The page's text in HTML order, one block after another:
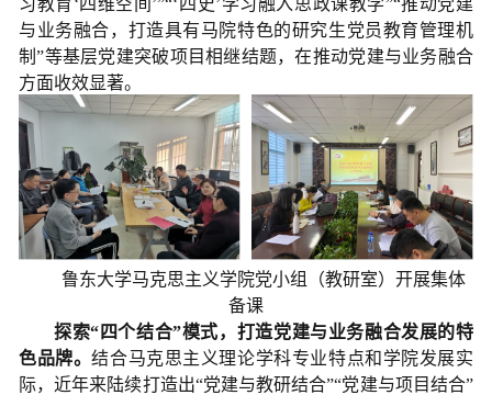
与业务融合，打造具有马院特色的研究生党员教育管理机
制”等基层党建突破项目相继结题，在推动党建与业务融合
方面收效显著。
鲁东大学马克思主义学院党小组（教研室）开展集体
备课
探索“四个结合”模式，打造党建与业务融合发展的特
色品牌。结合马克思主义理论学科专业特点和学院发展实
际，近年来陆续打造出“党建与教研结合”“党建与项目结合”